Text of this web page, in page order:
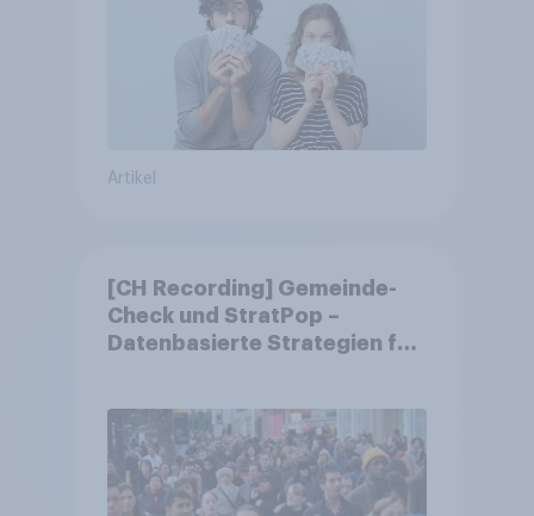
Artikel
[CH Recording] Gemeinde-
Check und StratPop –
Datenbasierte Strategien für